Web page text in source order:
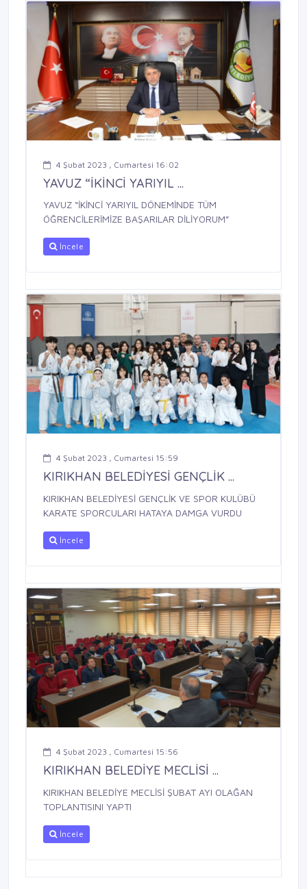
4 Şubat 2023 , Cumartesi 16:02
YAVUZ “İKİNCİ YARIYIL ...
YAVUZ “İKİNCİ YARIYIL DÖNEMİNDE TÜM
ÖĞRENCİLERİMİZE BAŞARILAR DİLİYORUM”
İncele
4 Şubat 2023 , Cumartesi 15:59
KIRIKHAN BELEDİYESİ GENÇLİK ...
KIRIKHAN BELEDİYESİ GENÇLİK VE SPOR KULÜBÜ
KARATE SPORCULARI HATAYA DAMGA VURDU
İncele
4 Şubat 2023 , Cumartesi 15:56
KIRIKHAN BELEDİYE MECLİSİ ...
KIRIKHAN BELEDİYE MECLİSİ ŞUBAT AYI OLAĞAN
TOPLANTISINI YAPTI
İncele